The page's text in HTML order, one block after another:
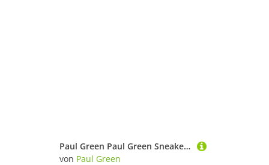
Paul Green Paul Green Sneaker Glattleder Sneaker
von Paul Green